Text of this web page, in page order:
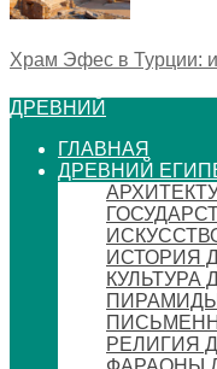
Храм Эфес в Турции:
ДРЕВНИЙ
ГЛАВНАЯ
ДРЕВНИЙ
ИСТОРИЯ
КУЛЬТУРА
РЕЛИГИЯ